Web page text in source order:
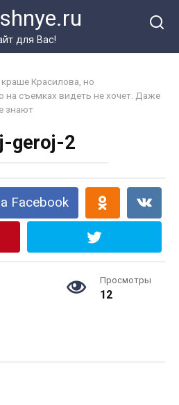
для Вас!
Красилова, но
на съемках видеть не хочет. Даже
знают
geroj-2
Facebook
Просмотры
12